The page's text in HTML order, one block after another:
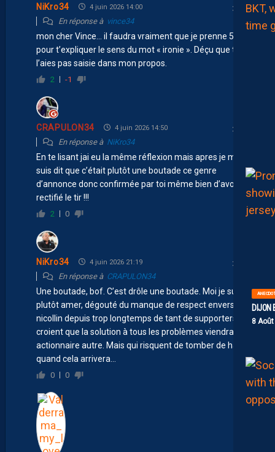
DIJON
8
NiKro34 4 juin 2026 14:00
En réponse à vince34
mon cher Vince… il faudra vraiment que je prenne 5 min
pour t’expliquer le sens du mot « ironie ». Déçu que tu ne
l’aies pas saisie dans mon propos.
2 -1
CRAPULON34 4 juin 2026 14:50
En réponse à NiKro34
En te lisant jai eu la même réflexion mais apres je me
suis dit que c’était plutôt une boutade ce genre
d’annonce donc confirmée par toi même bien d’avoir
rectifié le tir !!!
2 0
NiKro34 4 juin 2026 21:19
En réponse à CRAPULON34
Une boutade, bof. C’est drôle une boutade. Moi je suis
plutôt amer, dégouté du manque de respect envers les
nicollin depuis trop longtemps de tant de supporters. Qui
croient que la solution à tous les problèmes viendra d’un
actionnaire autre. Mais qui risquent de tomber de haut
quand cela arrivera…
0 0